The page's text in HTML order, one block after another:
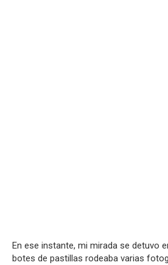
En ese instante, mi mirada se detuvo
botes de pastillas rodeaba varias